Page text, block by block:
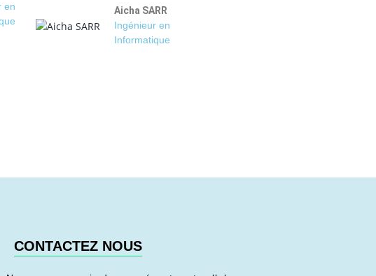
en
Aicha SARR
Ingénieur en
Informatique
CONTACTEZ NOUS